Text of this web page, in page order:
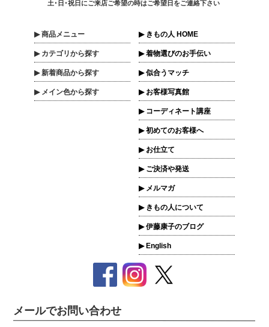
土･日･祝日にご来店ご希望の時はご希望日をご連絡下さい
商品メニュー
カテゴリから探す
新着商品から探す
メイン色から探す
きもの人 HOME
着物選びのお手伝い
似合うマッチ
お客様写真館
コーディネート講座
初めてのお客様へ
お仕立て
ご決済や発送
メルマガ
きもの人について
伊藤康子のブログ
English
メールでお問い合わせ